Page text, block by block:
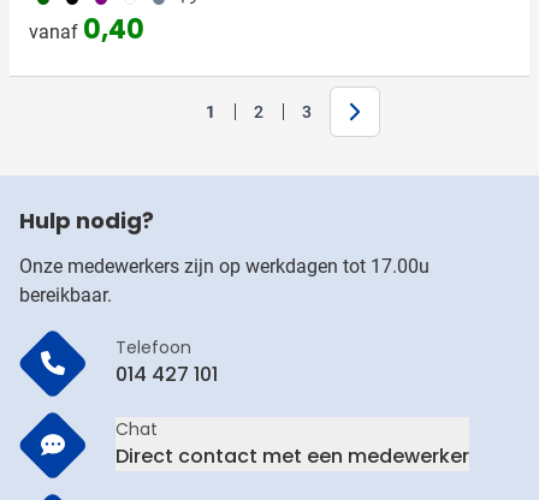
vanaf 0,40
U lees momenteel pagina
1 Pagina
2 Pagina
3 Volgende
Hulp nodig?
Onze medewerkers zijn op werkdagen tot 17.00u
bereikbaar.
Telefoon
014 427 101
Chat
Direct contact met een medewerker